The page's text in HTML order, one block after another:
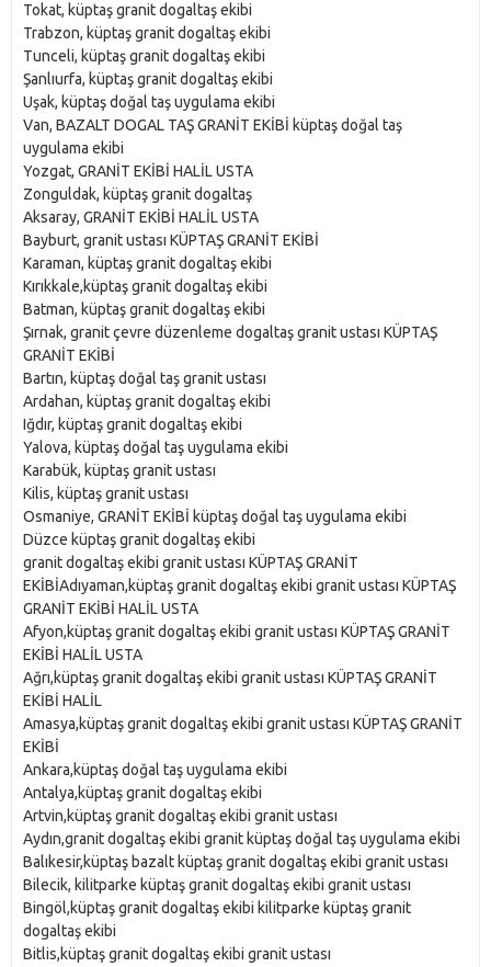
Tokat, küptaş granit dogaltaş ekibi
Trabzon, küptaş granit dogaltaş ekibi
Tunceli, küptaş granit dogaltaş ekibi
Şanlıurfa, küptaş granit dogaltaş ekibi
Uşak, küptaş doğal taş uygulama ekibi
Van, BAZALT DOGAL TAŞ GRANİT EKİBİ küptaş doğal taş
uygulama ekibi
Yozgat, GRANİT EKİBİ HALİL USTA
Zonguldak, küptaş granit dogaltaş
Aksaray, GRANİT EKİBİ HALİL USTA
Bayburt, granit ustası KÜPTAŞ GRANİT EKİBİ
Karaman, küptaş granit dogaltaş ekibi
Kırıkkale,küptaş granit dogaltaş ekibi
Batman, küptaş granit dogaltaş ekibi
Şırnak, granit çevre düzenleme dogaltaş granit ustası KÜPTAŞ
GRANİT EKİBİ
Bartın, küptaş doğal taş granit ustası
Ardahan, küptaş granit dogaltaş ekibi
Iğdır, küptaş granit dogaltaş ekibi
Yalova, küptaş doğal taş uygulama ekibi
Karabük, küptaş granit ustası
Kilis, küptaş granit ustası
Osmaniye, GRANİT EKİBİ küptaş doğal taş uygulama ekibi
Düzce küptaş granit dogaltaş ekibi
granit dogaltaş ekibi granit ustası KÜPTAŞ GRANİT
EKİBİAdıyaman,küptaş granit dogaltaş ekibi granit ustası KÜPTAŞ
GRANİT EKİBİ HALİL USTA
Afyon,küptaş granit dogaltaş ekibi granit ustası KÜPTAŞ GRANİT
EKİBİ HALİL USTA
Ağrı,küptaş granit dogaltaş ekibi granit ustası KÜPTAŞ GRANİT
EKİBİ HALİL
Amasya,küptaş granit dogaltaş ekibi granit ustası KÜPTAŞ GRANİT
EKİBİ
Ankara,küptaş doğal taş uygulama ekibi
Antalya,küptaş granit dogaltaş ekibi
Artvin,küptaş granit dogaltaş ekibi granit ustası
Aydın,granit dogaltaş ekibi granit küptaş doğal taş uygulama ekibi
Balıkesir,küptaş bazalt küptaş granit dogaltaş ekibi granit ustası
Bilecik, kilitparke küptaş granit dogaltaş ekibi granit ustası
Bingöl,küptaş granit dogaltaş ekibi kilitparke küptaş granit
dogaltaş ekibi
Bitlis,küptaş granit dogaltaş ekibi granit ustası